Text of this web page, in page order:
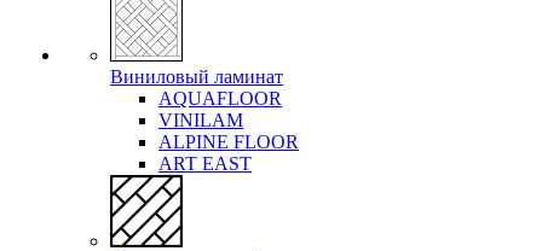
Виниловый ламинат
AQUAFLOOR
VINILAM
ALPINE FLOOR
ART EAST